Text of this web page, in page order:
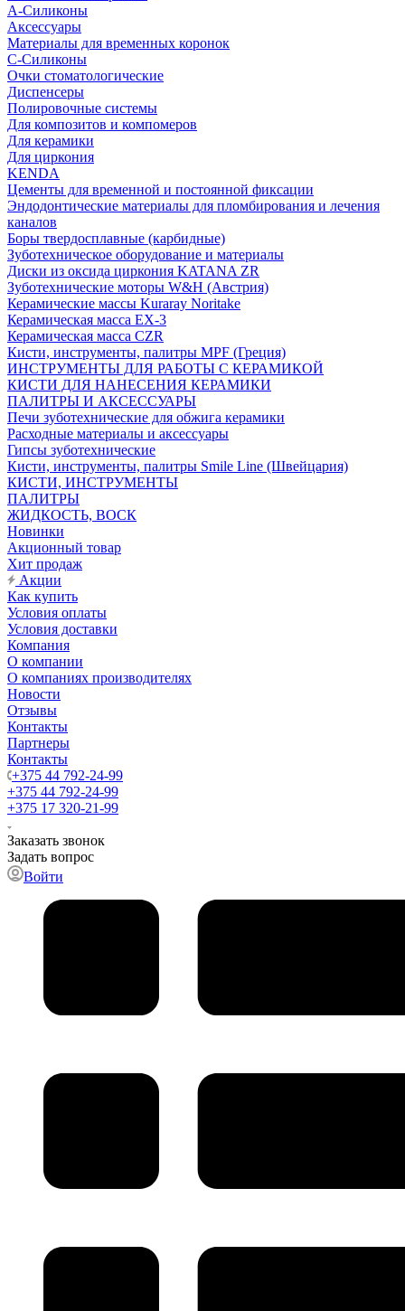
А-Силиконы
Аксессуары
Материалы для временных коронок
С-Силиконы
Очки стоматологические
Диспенсеры
Полировочные системы
Для композитов и компомеров
Для керамики
Для циркония
KENDA
Цементы для временной и постоянной фиксации
Эндодонтические материалы для пломбирования и лечения
каналов
Боры твердосплавные (карбидные)
Зуботехническое оборудование и материалы
Диски из оксида циркония KATANA ZR
Зуботехнические моторы W&H (Австрия)
Керамические массы Kuraray Noritake
Керамическая масса EX-3
Керамическая масса CZR
Кисти, инструменты, палитры MPF (Греция)
ИНСТРУМЕНТЫ ДЛЯ РАБОТЫ С КЕРАМИКОЙ
КИСТИ ДЛЯ НАНЕСЕНИЯ КЕРАМИКИ
ПАЛИТРЫ И АКСЕССУАРЫ
Печи зуботехнические для обжига керамики
Расходные материалы и аксессуары
Гипсы зуботехнические
Кисти, инструменты, палитры Smile Line (Швейцария)
КИСТИ, ИНСТРУМЕНТЫ
ПАЛИТРЫ
ЖИДКОСТЬ, ВОСК
Новинки
Акционный товар
Хит продаж
Акции
Как купить
Условия оплаты
Условия доставки
Компания
О компании
О компаниях производителях
Новости
Отзывы
Контакты
Партнеры
Контакты
+375 44 792-24-99
+375 44 792-24-99
+375 17 320-21-99
Заказать звонок
Задать вопрос
Войти